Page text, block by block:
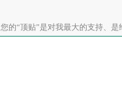
您的“顶贴”是对我最大的支持、